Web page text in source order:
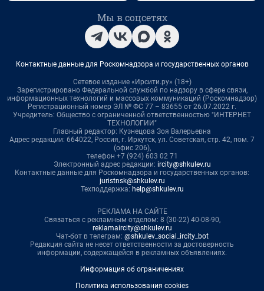
Мы в соцсетях
Контактные данные для Роскомнадзора и государственных органов
Сетевое издание «Ирсити.ру» (18+)
Зарегистрировано Федеральной службой по надзору в сфере связи,
информационных технологий и массовых коммуникаций (Роскомнадзор)
Регистрационный номер ЭЛ № ФС 77 – 83655 от 26.07.2022 г.
Учредитель: Общество с ограниченной ответственностью "ИНТЕРНЕТ
ТЕХНОЛОГИИ"
Главный редактор: Кузнецова Зоя Валерьевна
Адрес редакции: 664022, Россия, г. Иркутск, ул. Советская, стр. 42, пом. 7
(офис 206),
телефон +7 (924) 603 02 71
Электронный адрес редакции: ircity@shkulev.ru
Контактные данные для Роскомнадзора и государственных органов:
juristnsk@shkulev.ru
Техподдержка: help@shkulev.ru
РЕКЛАМА НА САЙТЕ
Связаться с рекламным отделом: 8 (30-22) 40-08-90,
reklamaircity@shkulev.ru
Чат-бот в телеграм: @shkulev_social_ircity_bot
Редакция сайта не несет ответственности за достоверность
информации, содержащейся в рекламных объявлениях.
Информация об ограничениях
Политика использования cookies